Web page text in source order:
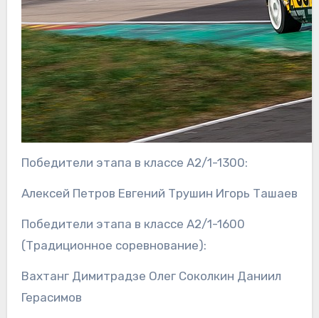
Победители этапа в классе А2/1-1300:
Алексей Петров Евгений Трушин Игорь Ташаев
Победители этапа в классе А2/1-1600
(Традиционное соревнование):
Вахтанг Димитрадзе Олег Соколкин Даниил
Герасимов